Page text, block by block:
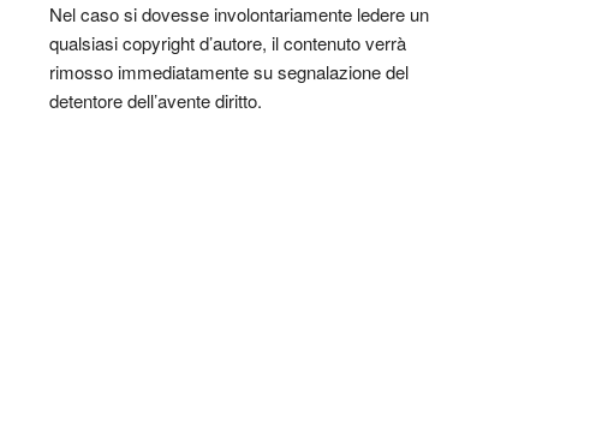
Nel caso si dovesse involontariamente ledere un
qualsiasi copyright d’autore, il contenuto verrà
rimosso immediatamente su segnalazione del
detentore dell’avente diritto.